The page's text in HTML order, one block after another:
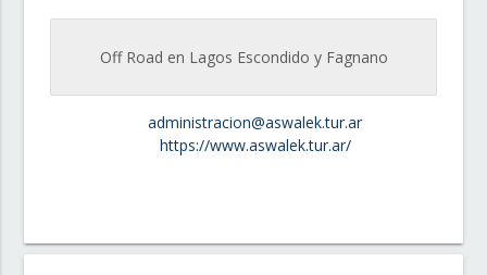
Off Road en Lagos Escondido y Fagnano
administracion@aswalek.tur.ar
https://www.aswalek.tur.ar/